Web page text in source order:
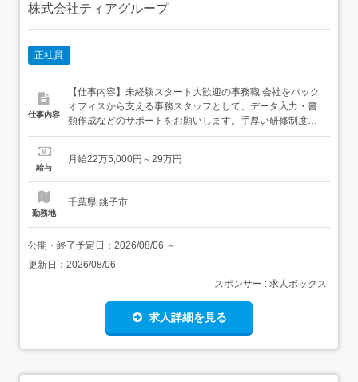
株式会社ティアグループ
正社員
仕事内容
【仕事内容】未経験スタート大歓迎の事務職 会社をバック
オフィスから支える事務スタッフとして、データ入力・書
類作成などのサポートをお願いします。手厚い研修制度が
整っているため、事務未経験の方でも安心して始められま
各書類の作成サポート・内容チェック 資料の整理やファイ
給与
月給22万5,000円～29万円
勤務地
千葉県 銚子市
公開・終了予定日： 2026/08/06 ～
更新日： 2026/08/06
スポンサー : 求人ボックス
求人詳細を見る